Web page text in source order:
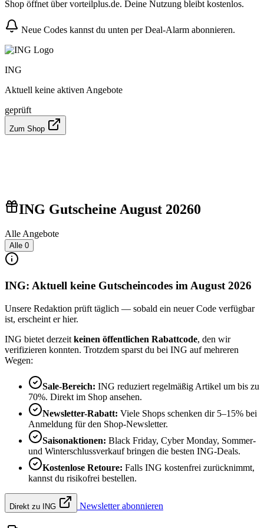
Shop öffnet über vorteilplus.de. Deine Nutzung bleibt kostenlos.
Neue Codes kannst du unten per Deal-Alarm abonnieren.
ING
Aktuell keine aktiven Angebote
geprüft
Zum Shop
ING Gutscheine August 20260
Alle Angebote
Alle 0
ING: Aktuell keine Gutscheincodes im August 2026
Unsere Redaktion prüft täglich — sobald ein neuer Code verfügbar
ist, erscheint er hier.
ING bietet derzeit keinen öffentlichen Rabattcode, den wir
verifizieren konnten. Trotzdem sparst du bei ING auf mehreren
Wegen:
Sale-Bereich: ING reduziert regelmäßig Artikel um bis zu
70%. Direkt im Shop ansehen.
Newsletter-Rabatt: Viele Shops schenken dir 5–15% bei
Anmeldung für den Shop-Newsletter.
Saisonaktionen: Black Friday, Cyber Monday, Sommer-
und Winterschlussverkauf bringen die besten ING-Deals.
Kostenlose Retoure: Falls ING kostenfrei zurücknimmt,
kannst du risikofrei bestellen.
Direkt zu ING Newsletter abonnieren